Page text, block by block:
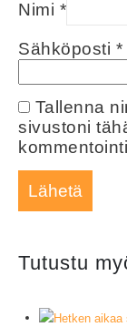
Nimi *
Sähköposti *
Tallenna
sivustoni
Tutustu